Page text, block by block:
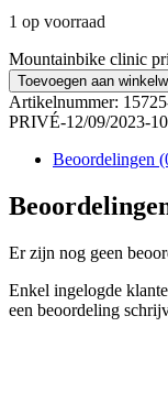
1 op voorraad
Mountainbike clinic
Toevoegen aan
Artikelnummer:
PRIVÉ-12/09/2023-
Beoordelingen
Er zijn nog geen
Enkel ingelogde
een beoordeling